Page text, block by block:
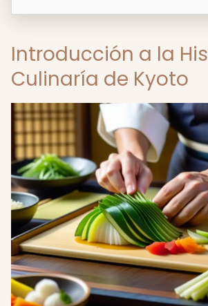
Introducción a la
Culinaría de Kyoto